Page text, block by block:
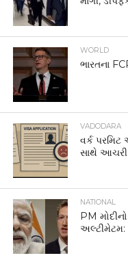
WORLD
ભારતના
VADODARA
વર્ક પરમિટ
સાથે આચરી
NATIONAL
PM
અલ્ટીમેટમ: